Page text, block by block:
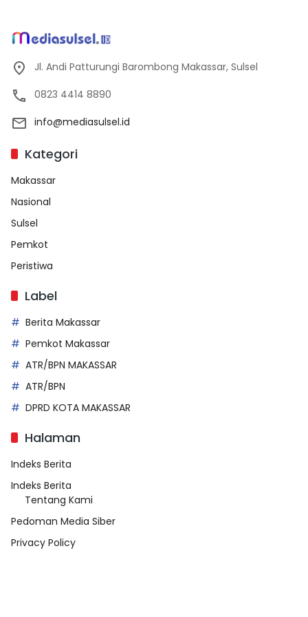
Jl. Andi Patturungi Barombong Makassar, Sulsel
0823 4414 8890
info@mediasulsel.id
Kategori
Makassar
Nasional
Sulsel
Pemkot
Peristiwa
Label
Berita Makassar
Pemkot Makassar
ATR/BPN MAKASSAR
ATR/BPN
DPRD KOTA MAKASSAR
Halaman
Indeks Berita
Indeks Berita
Tentang Kami
Pedoman Media Siber
Privacy Policy